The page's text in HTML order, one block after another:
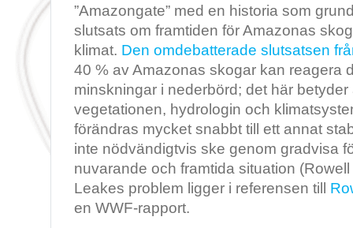
”Amazongate” med en historia som
slutsats om framtiden för Amazonas
klimat. Den omdebatterade slutsatsen
40 % av Amazonas skogar kan reagera
minskningar i nederbörd; det här
vegetationen, hydrologin och
förändras mycket snabbt till ett annat
inte nödvändigtvis ske genom gradvisa
nuvarande och framtida situation
Leakes problem ligger i referensen till
en WWF-rapport.